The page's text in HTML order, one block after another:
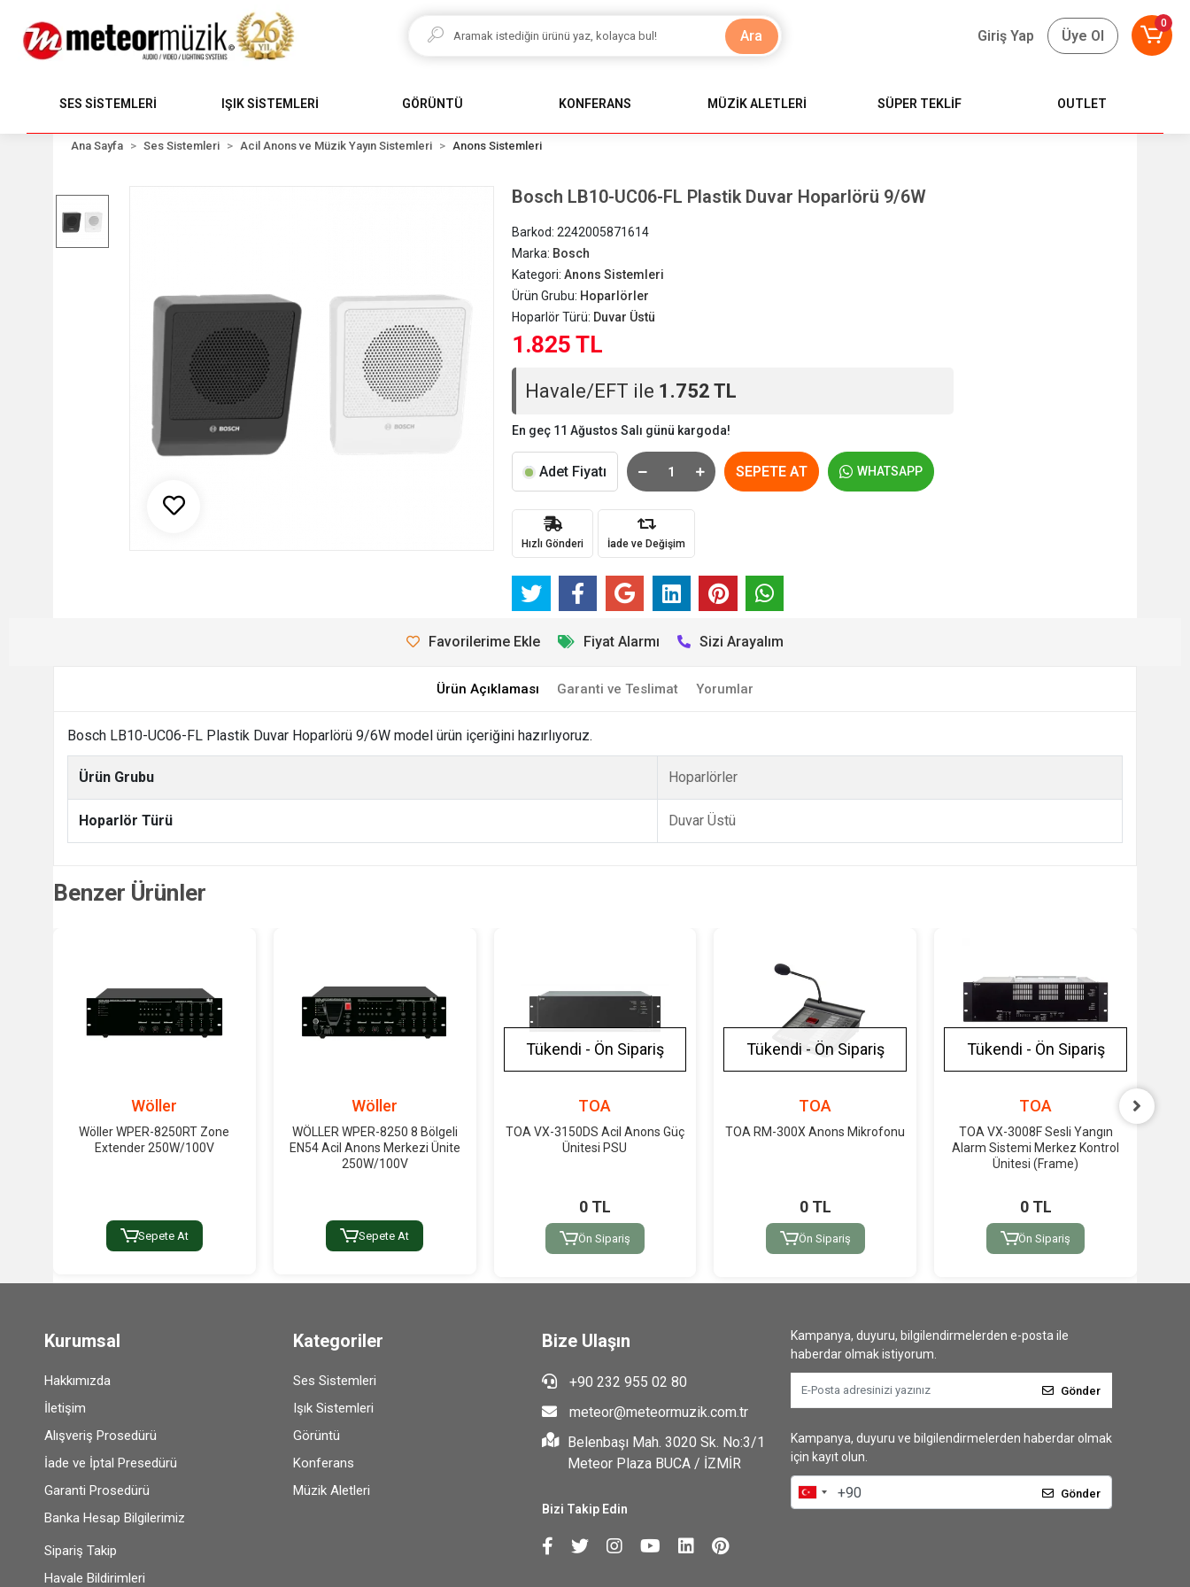
Ara Giriş Yap Üye Ol
0
SES SİSTEMLERİ IŞIK SİSTEMLERİ GÖRÜNTÜ KONFERANS MÜZİK ALETLERİ SÜPER TEKLİF OUTLET
Ana Sayfa Ses Sistemleri Acil Anons ve Müzik Yayın Sistemleri Anons Sistemleri
Bosch LB10-UC06-FL Plastik Duvar Hoparlörü 9/6W
Barkod:2242005871614
Marka: Bosch
Kategori:Anons Sistemleri
Ürün Grubu: Hoparlörler
Hoparlör Türü: Duvar Üstü
1.825 TL
Havale/EFT ile 1.752 TL
En geç 11 Ağustos Salı günü kargoda!
Adet Fiyatı SEPETE AT WHATSAPP
Hızlı Gönderi İade ve Değişim
Favorilerime Ekle Fiyat Alarmı Sizi Arayalım
Ürün Açıklaması Garanti ve Teslimat Yorumlar
Bosch LB10-UC06-FL Plastik Duvar Hoparlörü 9/6W model ürün içeriğini hazırlıyoruz.
Ürün Grubu Hoparlörler
Hoparlör Türü Duvar Üstü
Benzer Ürünler
Wöller
Wöller WPER-8250RT Zone
Extender 250W/100V
Sepete At
Wöller
WÖLLER WPER-8250 8 Bölgeli
EN54 Acil Anons Merkezi Ünite
250W/100V
Sepete At
Tükendi - Ön Sipariş
TOA
TOA VX-3150DS Acil Anons Güç
Ünitesi PSU
0 TL
Ön Sipariş
Tükendi - Ön Sipariş
TOA
TOA RM-300X Anons Mikrofonu
0 TL
Ön Sipariş
Tükendi - Ön Sipariş
TOA
TOA VX-3008F Sesli Yangın
Alarm Sistemi Merkez Kontrol
Ünitesi (Frame)
0 TL
Ön Sipariş
Kurumsal
Hakkımızda
İletişim
Alışveriş Prosedürü
İade ve İptal Presedürü
Garanti Prosedürü
Banka Hesap Bilgilerimiz
Sipariş Takip
Havale Bildirimleri
Kategoriler
Ses Sistemleri
Işık Sistemleri
Görüntü
Konferans
Müzik Aletleri
Bize Ulaşın
+90 232 955 02 80
meteor@meteormuzik.com.tr
Belenbaşı Mah. 3020 Sk. No:3/1
Meteor Plaza BUCA / İZMİR
Bizi Takip Edin
Kampanya, duyuru, bilgilendirmelerden e-posta ile
haberdar olmak istiyorum.
Gönder
Kampanya, duyuru ve bilgilendirmelerden haberdar olmak
için kayıt olun.
Gönder